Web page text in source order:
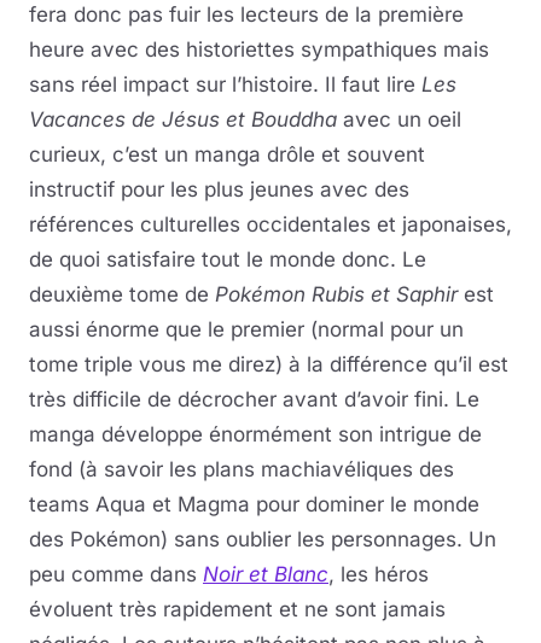
fera donc pas fuir les lecteurs de la première
heure avec des historiettes sympathiques mais
sans réel impact sur l’histoire. Il faut lire Les
Vacances de Jésus et Bouddha avec un oeil
curieux, c’est un manga drôle et souvent
instructif pour les plus jeunes avec des
références culturelles occidentales et japonaises,
de quoi satisfaire tout le monde donc. Le
deuxième tome de Pokémon Rubis et Saphir est
aussi énorme que le premier (normal pour un
tome triple vous me direz) à la différence qu’il est
très difficile de décrocher avant d’avoir fini. Le
manga développe énormément son intrigue de
fond (à savoir les plans machiavéliques des
teams Aqua et Magma pour dominer le monde
des Pokémon) sans oublier les personnages. Un
peu comme dans Noir et Blanc, les héros
évoluent très rapidement et ne sont jamais